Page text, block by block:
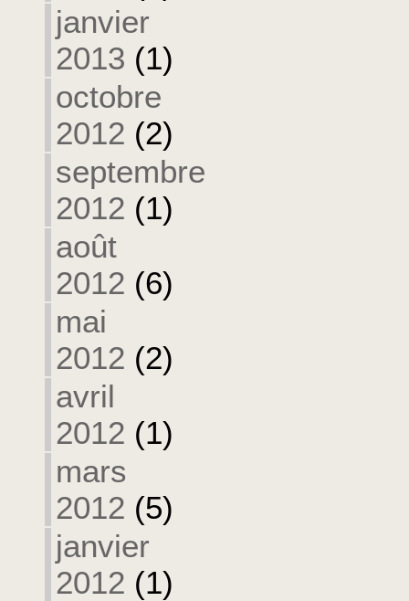
janvier
2013 (1)
octobre
2012 (2)
septembre
2012 (1)
août
2012 (6)
mai
2012 (2)
avril
2012 (1)
mars
2012 (5)
janvier
2012 (1)